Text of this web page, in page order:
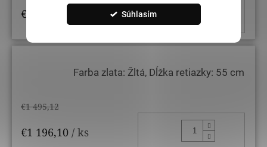
Súhlasím
€1 118,67
Farba zlata: Žltá, Dĺžka retiazky: 55 cm
€1 495,12
€1 196,10 / ks